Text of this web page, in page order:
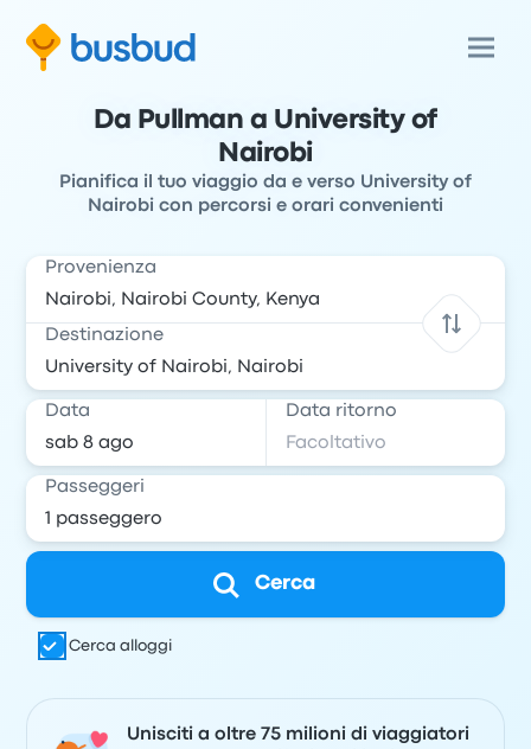
Da Pullman a University of
Nairobi
Pianifica il tuo viaggio da e verso University of
Nairobi con percorsi e orari convenienti
Provenienza
Destinazione
Data Data ritorno
Passeggeri
Cerca
Cerca alloggi
Unisciti a oltre 75 milioni di viaggiatori